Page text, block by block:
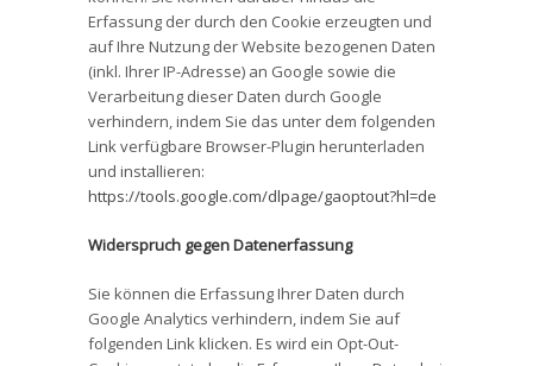
Erfassung der durch den Cookie erzeugten und
auf Ihre Nutzung der Website bezogenen Daten
(inkl. Ihrer IP-Adresse) an Google sowie die
Verarbeitung dieser Daten durch Google
verhindern, indem Sie das unter dem folgenden
Link verfügbare Browser-Plugin herunterladen
und installieren:
https://tools.google.com/dlpage/gaoptout?hl=de
Widerspruch gegen Datenerfassung
Sie können die Erfassung Ihrer Daten durch
Google Analytics verhindern, indem Sie auf
folgenden Link klicken. Es wird ein Opt-Out-